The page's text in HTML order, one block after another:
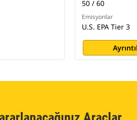
50 / 60
Emisyonlar
U.S. EPA Tier 3